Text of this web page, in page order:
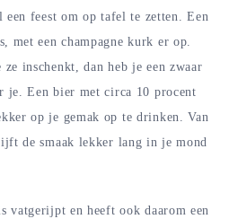
feest om op tafel te zetten. Een
met een champagne kurk er op.
inschenkt, dan heb je een zwaar
je. Een bier met circa 10 procent
op je gemak op te drinken. Van
de smaak lekker lang in je mond
vatgerijpt en heeft ook daarom een